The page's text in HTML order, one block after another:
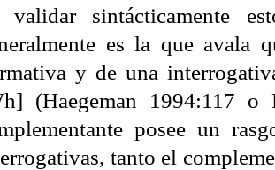
validar sintácticamente
es la que avala
y de una
(Haegeman 1994:117
posee un
tanto el